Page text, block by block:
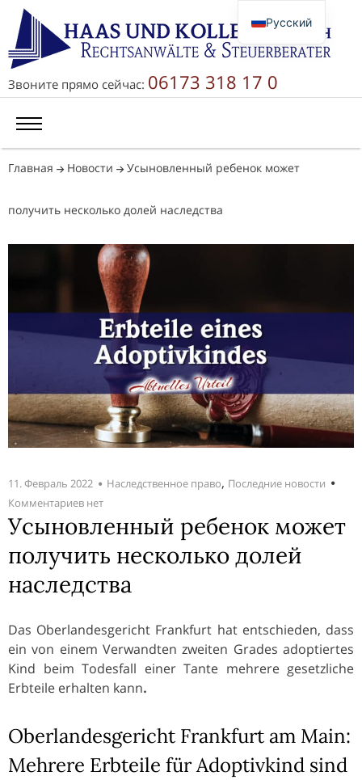
Звоните прямо сейчас: 06173 318 17 0
Главная Новости Усыновленный ребенок может
получить несколько долей наследства
11. Февраль 2022 Наследственное право, Последние новости
Комментариев нет
Усыновленный ребенок может
получить несколько долей
наследства
Das Oberlandesgericht Frankfurt hat entschieden, dass
ein von einem Verwandten zweiten Grades adoptiertes
Kind beim Todesfall einer Tante mehrere gesetzliche
Erbteile erhalten kann.
Oberlandesgericht Frankfurt am Main:
Mehrere Erbteile für Adoptivkind sind
Русский
Deutsch
English
简体中文